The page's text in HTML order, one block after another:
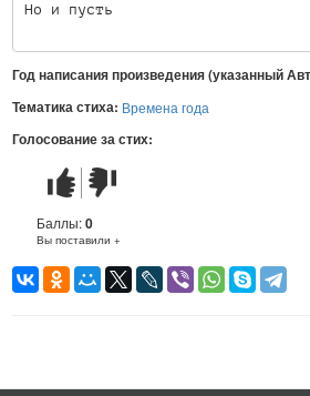
Но и пусть
Год написания произведения (указанный
Тематика стиха: Времена года
Голосование за стих:
Стих
понравился
Стих
не
понравился
Баллы:0
Вы поставили +